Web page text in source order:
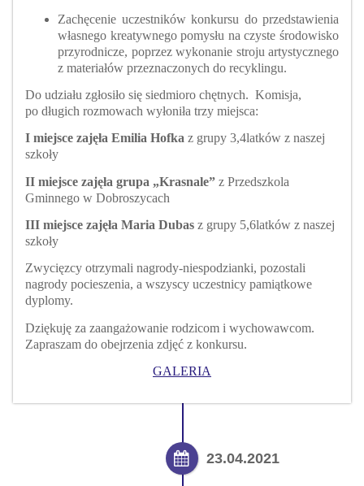
Zachęcenie uczestników konkursu do przedstawienia
własnego kreatywnego pomysłu na czyste środowisko
przyrodnicze, poprzez wykonanie stroju artystycznego
z materiałów przeznaczonych do recyklingu.
Do udziału zgłosiło się siedmioro chętnych. Komisja,
po długich rozmowach wyłoniła trzy miejsca:
I miejsce zajęła Emilia Hofka z grupy 3,4latków z naszej
szkoły
II miejsce zajęła grupa „Krasnale” z Przedszkola
Gminnego w Dobroszycach
III miejsce zajęła Maria Dubas z grupy 5,6latków z naszej
szkoły
Zwycięzcy otrzymali nagrody-niespodzianki, pozostali
nagrody pocieszenia, a wszyscy uczestnicy pamiątkowe
dyplomy.
Dziękuję za zaangażowanie rodzicom i wychowawcom.
Zapraszam do obejrzenia zdjęć z konkursu.
GALERIA
23.04.2021